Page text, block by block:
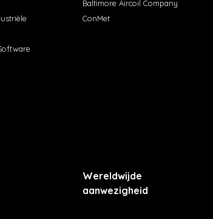
Baltimore Aircoil Company
ConMet
Wereldwijde
aanwezigheid